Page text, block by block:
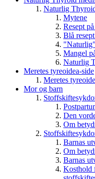
Naturlig
Mytene
Resept
Blå
Mangel
Naturlig
Meretes tyreoidea-side
Meretes
Mor og barn
Den
Om
Barnas
Om
Barnas
Kosthold